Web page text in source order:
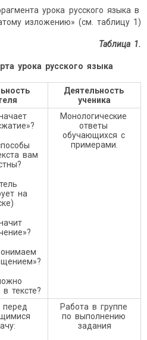
урока русского языка в
изложению» (см. таблицу 1)
Таблица 1.
урока русского языка
Деятельность
ученика
вам
на
тексте?
Монологические
ответы
обучающихся с
примерами.
перед
Работа в группе
по выполнению
задания